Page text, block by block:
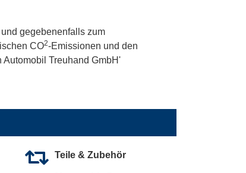
gegebenenfalls zum
CO2-Emissionen und den
Treuhand GmbH'
Teile & Zubehör